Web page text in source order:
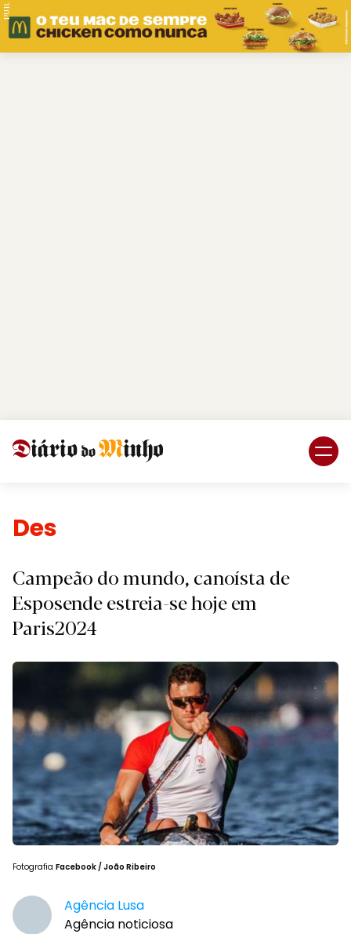
PUB.
Desporto
Campeão do mundo, canoísta de
Esposende estreia-se hoje em
Paris2024
Fotografia Facebook / João Ribeiro
Agência Lusa
Agência noticiosa